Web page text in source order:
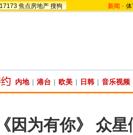
焦点房地产 搜狗 新闻 -
内地 港台 欧美 日韩 音乐视频
因为有你》 众